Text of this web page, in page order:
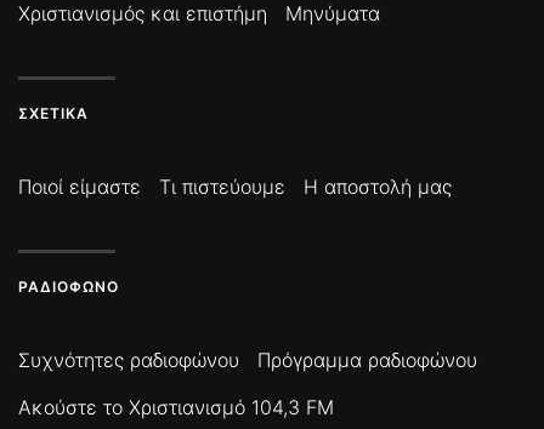
Χριστιανισμός και επιστήμη
Μηνύματα
ΣΧΕΤΙΚΆ
Ποιοί είμαστε Τι πιστεύουμε Η αποστολή μας
ΡΑΔΙΌΦΩΝΟ
Συχνότητες ραδιοφώνου
Πρόγραμμα ραδιοφώνου
Ακούστε το Χριστιανισμό 104,3 FM